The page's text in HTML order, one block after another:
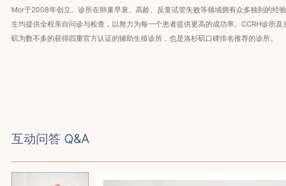
Mor于2008年创立。诊所在卵巢早衰、高龄、反复试管失败等领域拥有众多独到的经
生均提供全程亲自问诊与检查，以努力为每一个患者提供更高的成功率。CCRH诊所及
矶为数不多的获得四重官方认证的辅助生殖诊所，也是洛杉矶口碑排名推荐的诊所。
互动问答 Q&A